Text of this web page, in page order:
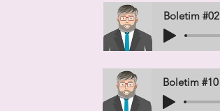
Boletim #02
Boletim #10